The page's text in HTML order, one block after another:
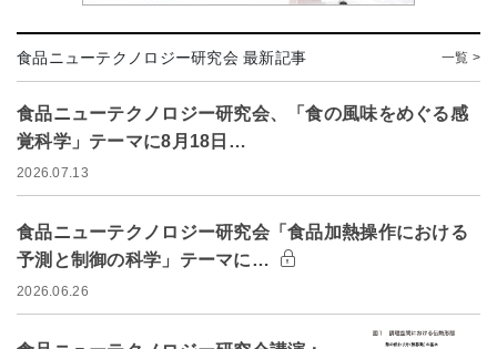
食品ニューテクノロジー研究会 最新記事 一覧 >
食品ニューテクノロジー研究会、「食の風味をめぐる感
覚科学」テーマに8月18日…
2026.07.13
食品ニューテクノロジー研究会「食品加熱操作における
予測と制御の科学」テーマに…
2026.06.26